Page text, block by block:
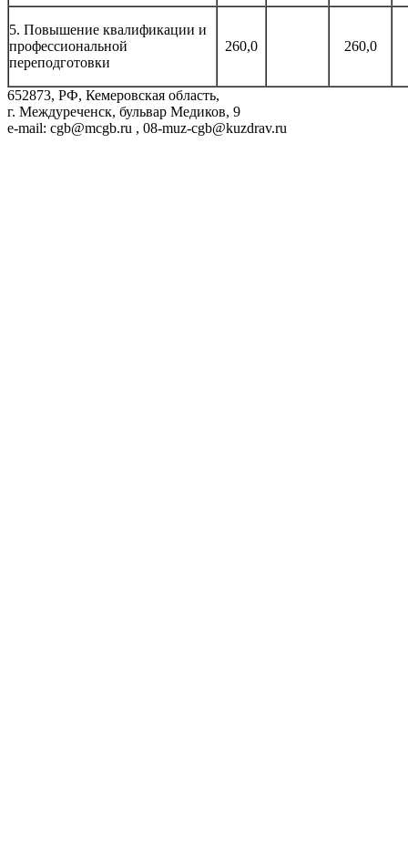
5. Повышение квалификации и
профессиональной
переподготовки
260,0 260,0
652873, РФ, Кемеровская область,
г. Междуреченск, бульвар Медиков, 9
e-mail: cgb@mcgb.ru , 08-muz-cgb@kuzdrav.ru